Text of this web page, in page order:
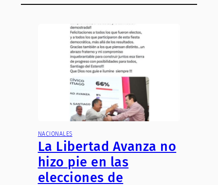
NACIONALES
La Libertad Avanza no
hizo pie en las
elecciones de